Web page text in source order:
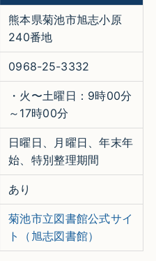
熊本県菊池市旭志小原
240番地
0968-25-3332
・火〜土曜日：9時00分
～17時00分
日曜日、月曜日、年末年
始、特別整理期間
あり
菊池市立図書館公式サイ
ト（旭志図書館）